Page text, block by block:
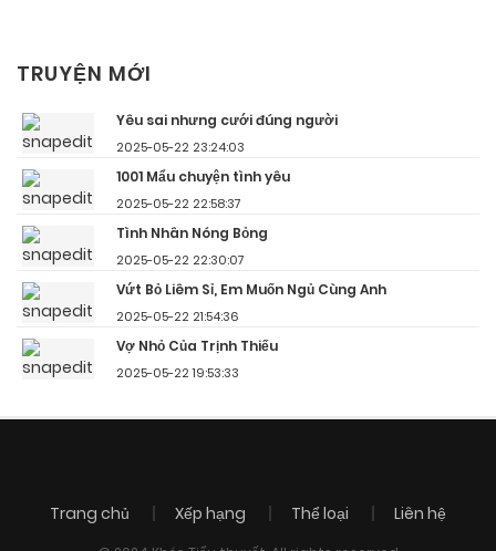
TRUYỆN MỚI
Yêu sai nhưng cưới đúng người
2025-05-22 23:24:03
1001 Mẩu chuyện tình yêu
2025-05-22 22:58:37
Tình Nhân Nóng Bỏng
2025-05-22 22:30:07
Vứt Bỏ Liêm Sỉ, Em Muốn Ngủ Cùng Anh
2025-05-22 21:54:36
Vợ Nhỏ Của Trịnh Thiếu
2025-05-22 19:53:33
Trang chủ Xếp hạng Thể loại Liên hệ